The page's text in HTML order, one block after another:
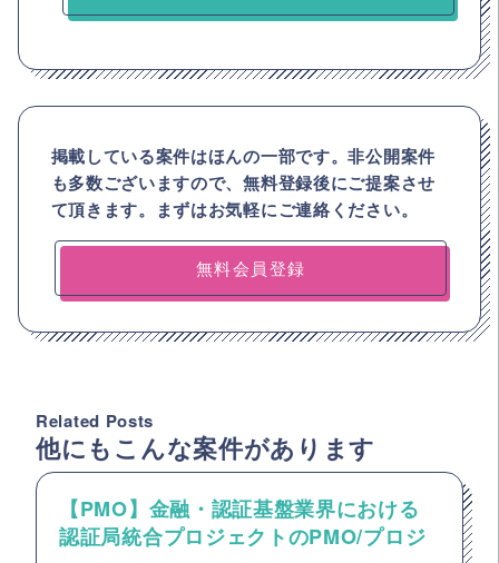
掲載している案件はほんの一部です。非公開案件
も多数ございますので、無料登録後にご提案させ
て頂きます。まずはお気軽にご連絡ください。
無料会員登録
Related Posts
他にもこんな案件があります
【PMO】金融・認証基盤業界における
認証局統合プロジェクトのPMO/プロジ